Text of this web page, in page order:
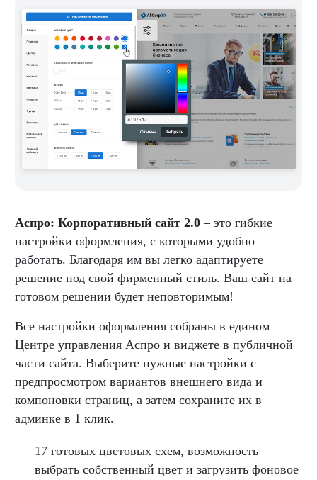
Аспро: Корпоративный сайт 2.0 – это гибкие
настройки оформления, с которыми удобно
работать. Благодаря им вы легко адаптируете
решение под свой фирменный стиль. Ваш сайт на
готовом решении будет неповторимым!
Все настройки оформления собраны в едином
Центре управления Аспро и виджете в публичной
части сайта. Выберите нужные настройки с
предпросмотром вариантов внешнего вида и
компоновки страниц, а затем сохраните их в
админке в 1 клик.
17 готовых цветовых схем, возможность
выбрать собственный цвет и загрузить фоновое